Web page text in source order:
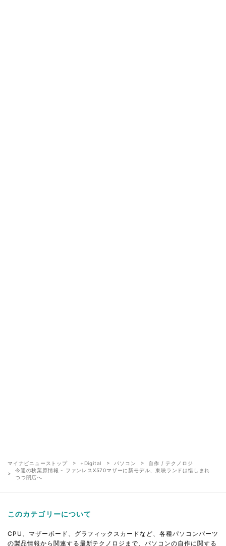
マイナビニューストップ +Digital パソコン
自作 / テクノロジ
今週の秋葉原情報 - ファンレスX570マザーに新モデル、東映ランドは惜しまれ
つつ閉店へ
このカテゴリーについて
CPU、マザーボード、グラフィックスカードなど、各種パソコンパーツ
の製品情報から関連する最新テクノロジまで、パソコンの自作に関する